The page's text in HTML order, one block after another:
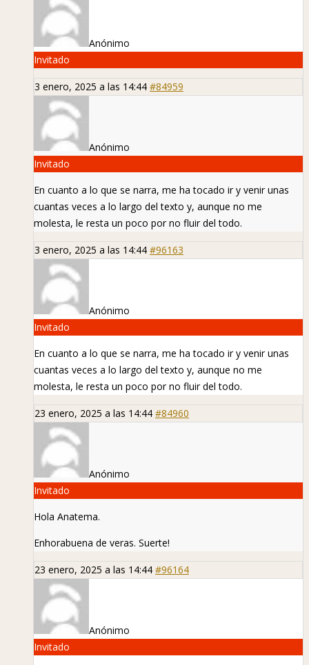
Anónimo
Invitado
3 enero, 2025 a las 14:44 #84959
Anónimo
Invitado
En cuanto a lo que se narra, me ha tocado ir y venir unas
cuantas veces a lo largo del texto y, aunque no me
molesta, le resta un poco por no fluir del todo.
3 enero, 2025 a las 14:44 #96163
Anónimo
Invitado
En cuanto a lo que se narra, me ha tocado ir y venir unas
cuantas veces a lo largo del texto y, aunque no me
molesta, le resta un poco por no fluir del todo.
23 enero, 2025 a las 14:44 #84960
Anónimo
Invitado
Hola Anatema.
Enhorabuena de veras. Suerte!
23 enero, 2025 a las 14:44 #96164
Anónimo
Invitado